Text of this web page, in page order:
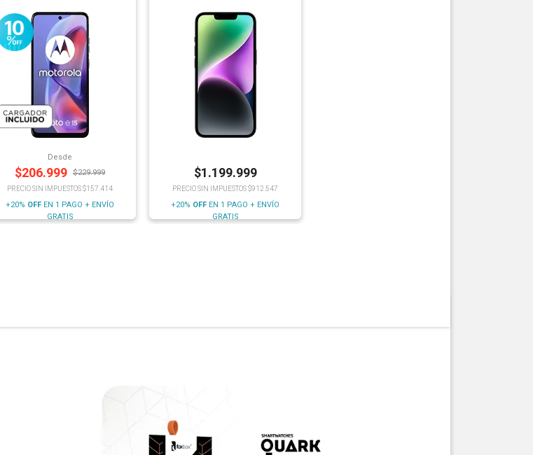
Desde
$206.999 $229.999
PRECIO SIN IMPUESTOS $157.414
+20% OFF EN 1 PAGO + ENVÍO
GRATIS
$1.199.999
PRECIO SIN IMPUESTOS $912.547
+20% OFF EN 1 PAGO + ENVÍO
GRATIS